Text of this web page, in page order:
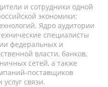
и сотрудники одной
экономики:
Ядро аудитории
специалисты
федеральных и
власти, банков,
сетей, а также
поставщиков
связи.